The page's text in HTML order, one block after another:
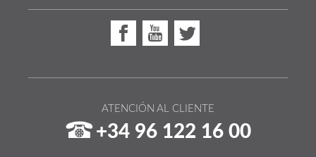
ATENCIÓN AL CLIENTE
+34 96 122 16 00